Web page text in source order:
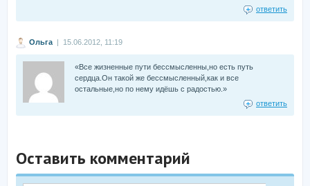
ответить
Ольга | 15.06.2012, 11:19
«Все жизненные пути бессмысленны,но есть путь
сердца.Он такой же бессмысленный,как и все
остальные,но по нему идёшь с радостью.»
ответить
Оставить комментарий